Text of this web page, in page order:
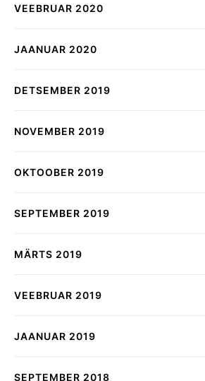
VEEBRUAR 2020
JAANUAR 2020
DETSEMBER 2019
NOVEMBER 2019
OKTOOBER 2019
SEPTEMBER 2019
MÄRTS 2019
VEEBRUAR 2019
JAANUAR 2019
SEPTEMBER 2018